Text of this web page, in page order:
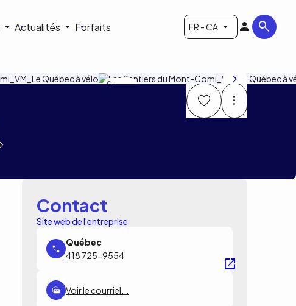
Actualités Forfaits FR - CA
Bruno Roy
Contact
Site web de l'entreprise
418 725-9554
Voir le courriel...